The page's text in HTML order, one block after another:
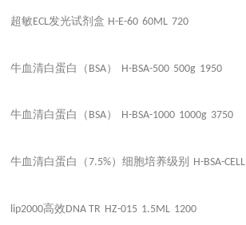
超敏ECL发光试剂盒 H-E-60 60ML 720
牛血清白蛋白（ BSA） H-BSA-500 500g 1950
牛血清白蛋白（ BSA） H-BSA-1000 1000g 3750
牛血清白蛋白（7.5%）细胞培养级别 H-BSA-CELL
lip2000高效 DNA TR HZ-015 1.5ML 1200